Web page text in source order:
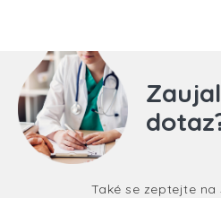
Také se zeptejte na